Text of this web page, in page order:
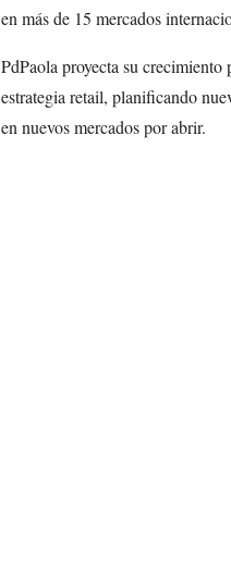
en más de 15 mercados
PdPaola proyecta su
estrategia retail, planificando
en nuevos mercados por abrir.